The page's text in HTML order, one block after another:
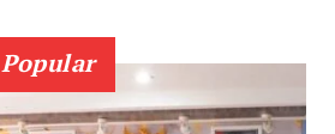
Popular